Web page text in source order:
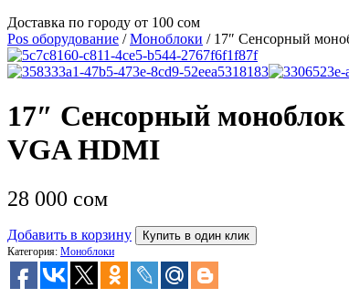
Доставка по городу от 100 сом
Pos оборудование /Моноблоки / 17″ Сенсорный
17″ Сенсорный
VGA HDMI
28 000 сом
Добавить в корзину Купить в один клик
Категория: Моноблоки